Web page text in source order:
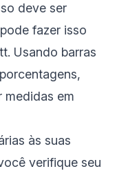
deve ser
fazer isso
Usando barras
medidas em
às suas
verifique seu